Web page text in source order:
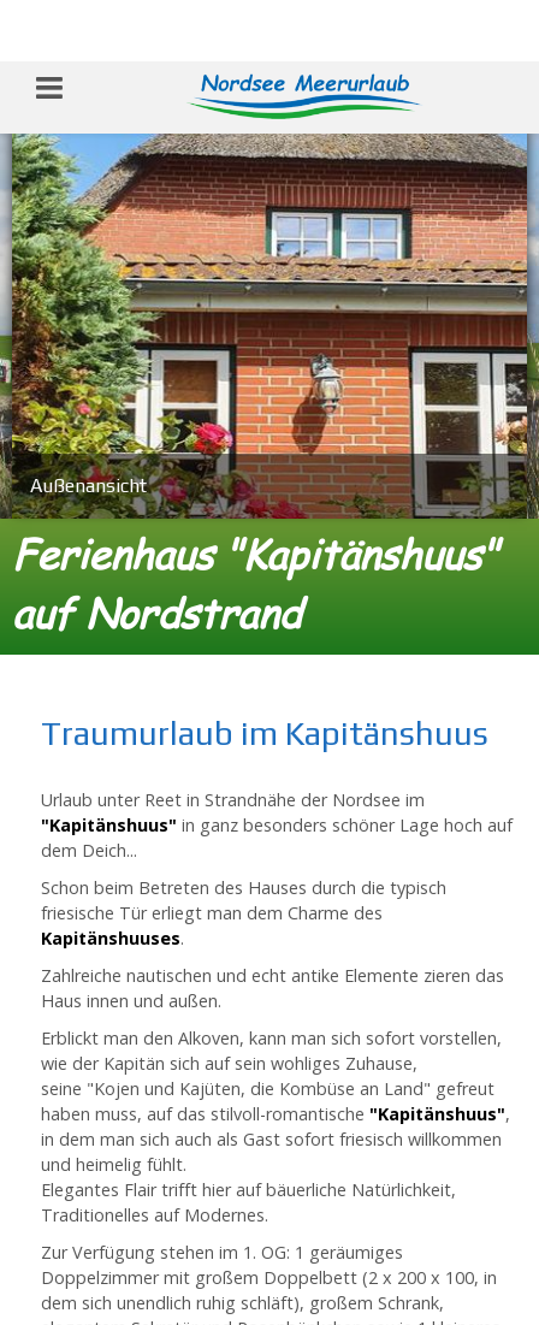
Außenansicht
Ferienhaus "Kapitänshuus"
auf Nordstrand
Traumurlaub im Kapitänshuus
Urlaub unter Reet in Strandnähe der Nordsee im
"Kapitänshuus" in ganz besonders schöner Lage hoch auf
dem Deich...
Schon beim Betreten des Hauses durch die typisch
friesische Tür erliegt man dem Charme des
Kapitänshuuses.
Zahlreiche nautischen und echt antike Elemente zieren das
Haus innen und außen.
Erblickt man den Alkoven, kann man sich sofort vorstellen,
wie der Kapitän sich auf sein wohliges Zuhause,
seine "Kojen und Kajüten, die Kombüse an Land" gefreut
haben muss, auf das stilvoll-romantische "Kapitänshuus",
in dem man sich auch als Gast sofort friesisch willkommen
und heimelig fühlt.
Elegantes Flair trifft hier auf bäuerliche Natürlichkeit,
Traditionelles auf Modernes.
Zur Verfügung stehen im 1. OG: 1 geräumiges
Doppelzimmer mit großem Doppelbett (2 x 200 x 100, in
dem sich unendlich ruhig schläft), großem Schrank,